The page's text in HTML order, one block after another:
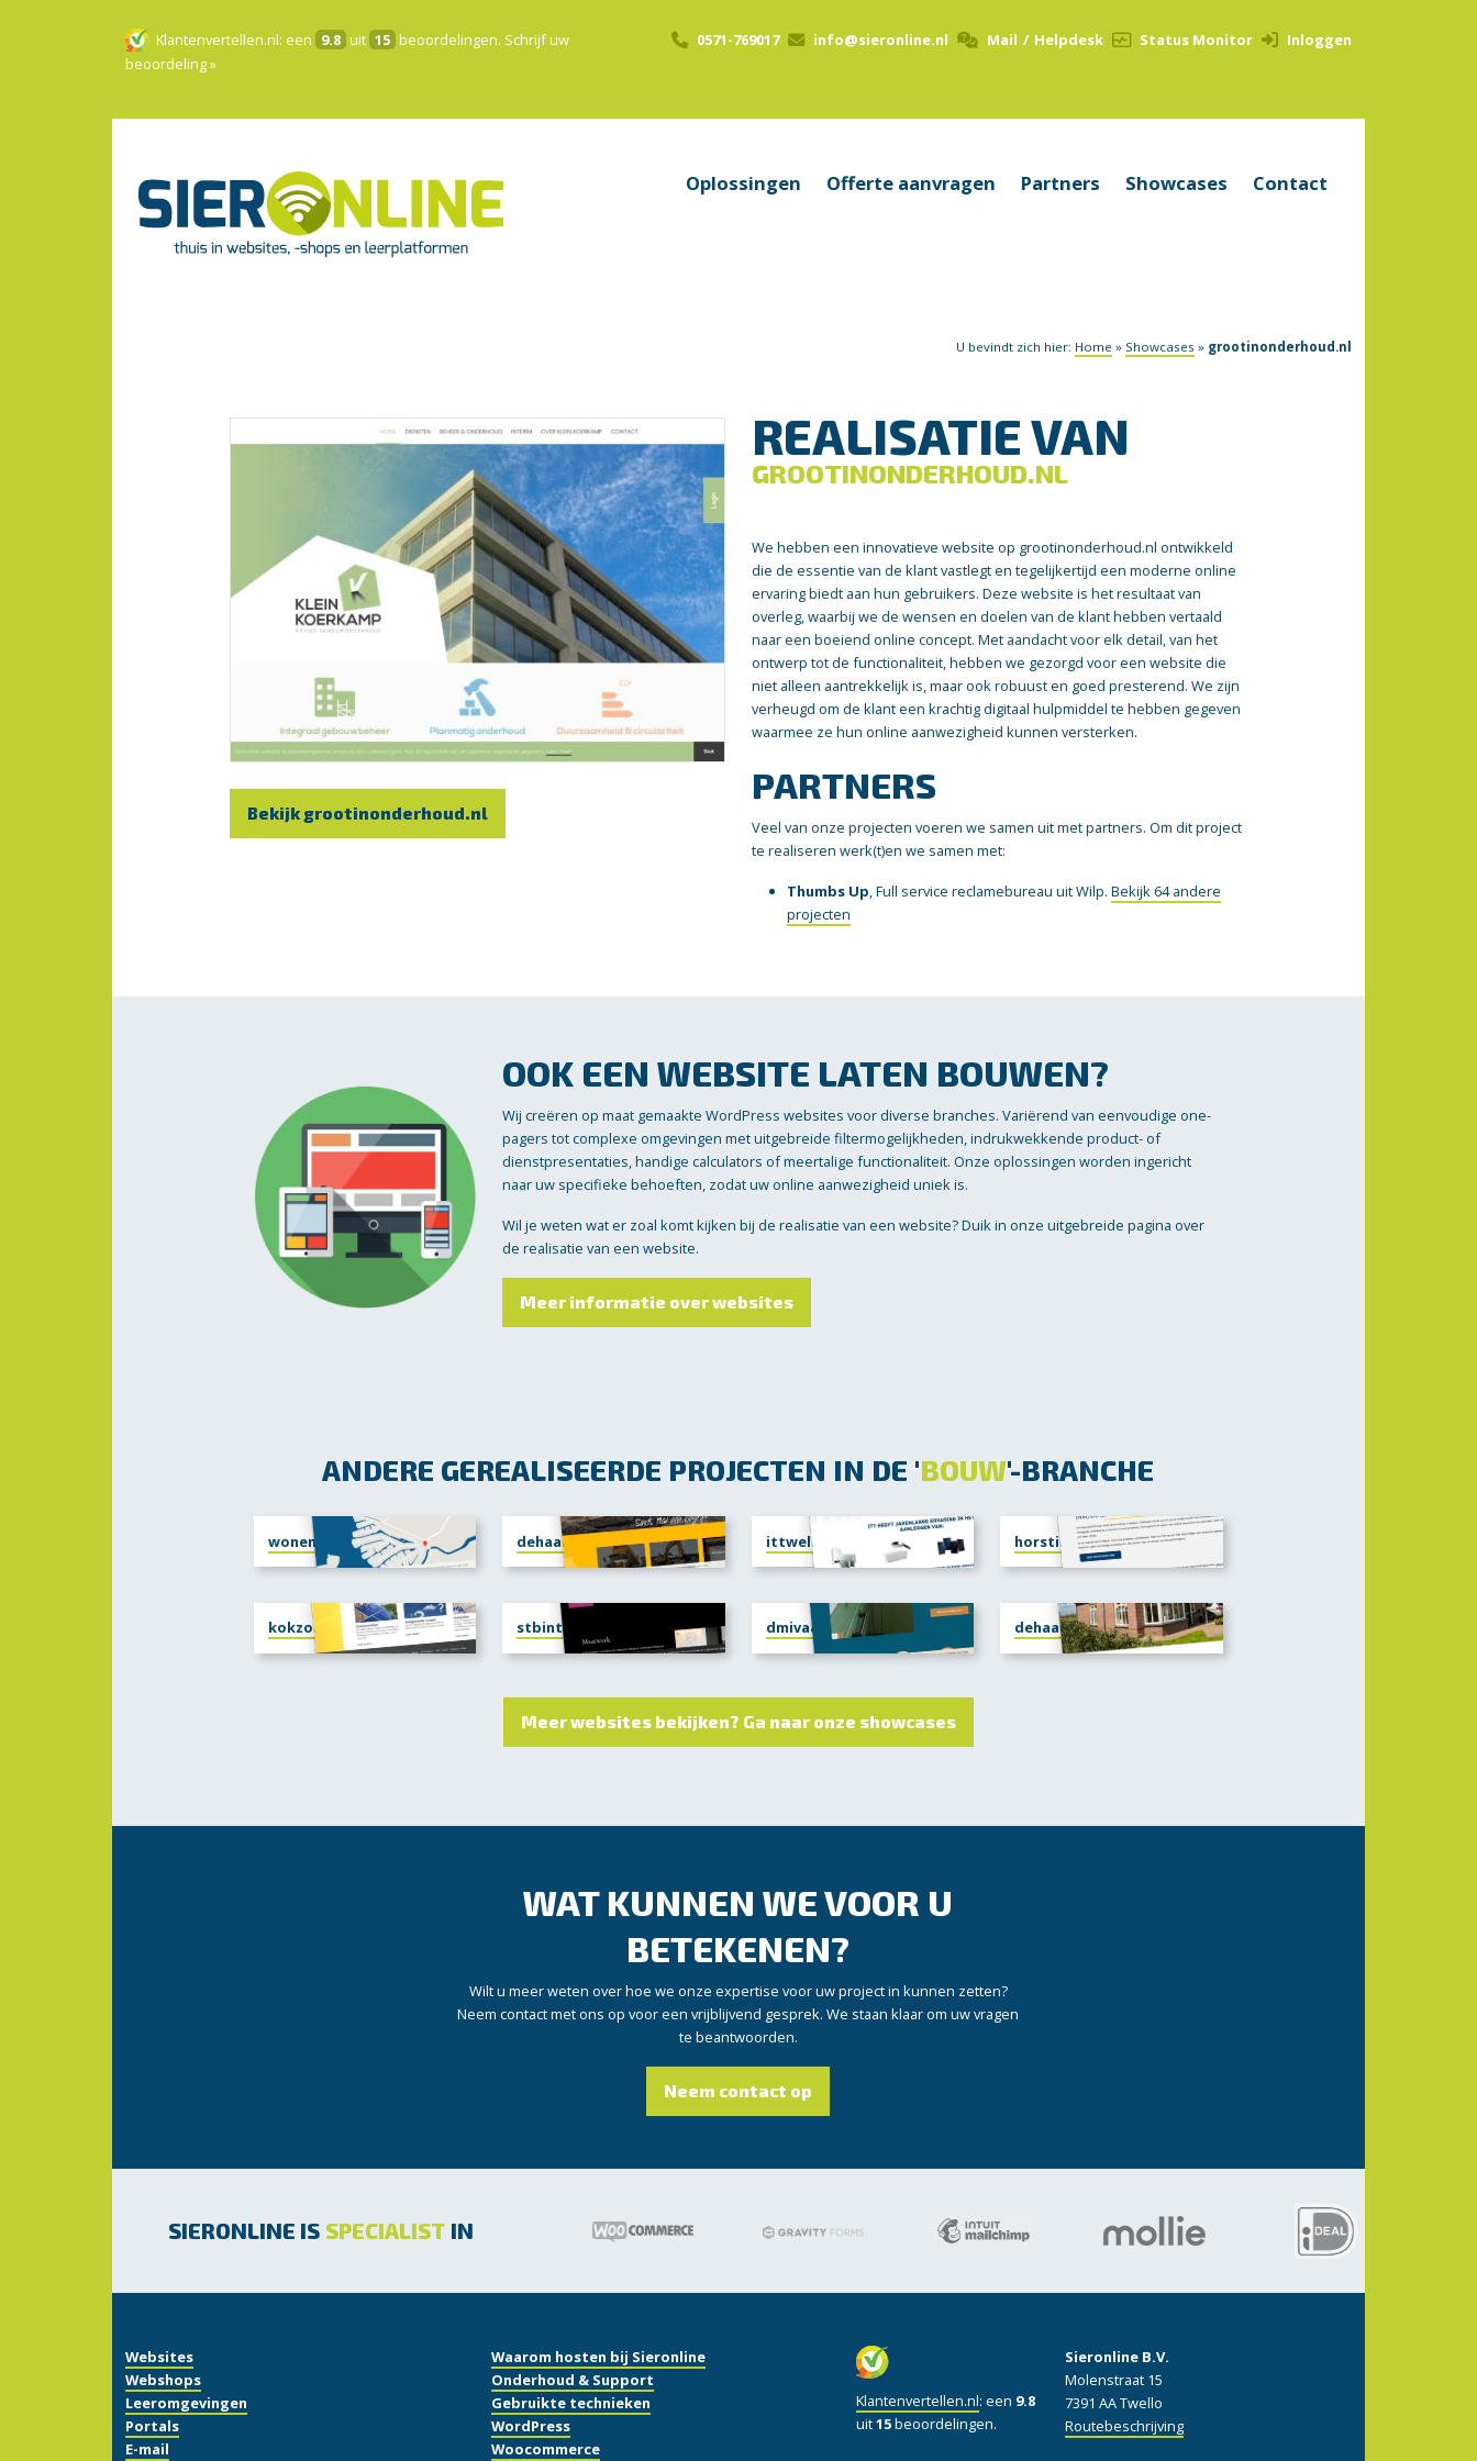
Klantenvertellen.nl: een 9.8 uit 15 beoordelingen. Schrijf uw
beoordeling »
0571-769017 info@sieronline.nl Mail / Helpdesk Status Monitor Inloggen
Oplossingen Offerte aanvragen Partners Showcases Contact
U bevindt zich hier: Home » Showcases » grootinonderhoud.nl
Bekijk grootinonderhoud.nl
REALISATIE VAN
GROOTINONDERHOUD.NL
We hebben een innovatieve website op grootinonderhoud.nl ontwikkeld
die de essentie van de klant vastlegt en tegelijkertijd een moderne online
ervaring biedt aan hun gebruikers. Deze website is het resultaat van
overleg, waarbij we de wensen en doelen van de klant hebben vertaald
naar een boeiend online concept. Met aandacht voor elk detail, van het
ontwerp tot de functionaliteit, hebben we gezorgd voor een website die
niet alleen aantrekkelijk is, maar ook robuust en goed presterend. We zijn
verheugd om de klant een krachtig digitaal hulpmiddel te hebben gegeven
waarmee ze hun online aanwezigheid kunnen versterken.
PARTNERS
Veel van onze projecten voeren we samen uit met partners. Om dit project
te realiseren werk(t)en we samen met:
Thumbs Up, Full service reclamebureau uit Wilp. Bekijk 64 andere
projecten
OOK EEN WEBSITE LATEN BOUWEN?
Wij creëren op maat gemaakte WordPress websites voor diverse branches. Variërend van eenvoudige one-
pagers tot complexe omgevingen met uitgebreide filtermogelijkheden, indrukwekkende product- of
dienstpresentaties, handige calculators of meertalige functionaliteit. Onze oplossingen worden ingericht
naar uw specifieke behoeften, zodat uw online aanwezigheid uniek is.
Wil je weten wat er zoal komt kijken bij de realisatie van een website? Duik in onze uitgebreide pagina over
de realisatie van een website.
Meer informatie over websites
ANDERE GEREALISEERDE PROJECTEN IN DE 'BOUW'-BRANCHE
woneninlingemeer.nl dehaanbussloo.nl ittwello.nl horstink-twello.nl
kokzonne-energie.nl stbinterieur.nl dmivaassen.nl dehaandiepenveen.nl
Meer websites bekijken? Ga naar onze showcases
WAT KUNNEN WE VOOR U
BETEKENEN?
Wilt u meer weten over hoe we onze expertise voor uw project in kunnen zetten?
Neem contact met ons op voor een vrijblijvend gesprek. We staan klaar om uw vragen
te beantwoorden.
Neem contact op
SIERONLINE IS SPECIALIST IN
Websites
Webshops
Leeromgevingen
Portals
E-mail
Waarom hosten bij Sieronline
Onderhoud & Support
Gebruikte technieken
WordPress
Woocommerce
Klantenvertellen.nl: een 9.8
uit15beoordelingen.
Sieronline B.V.
Molenstraat 15
7391 AA Twello
Routebeschrijving